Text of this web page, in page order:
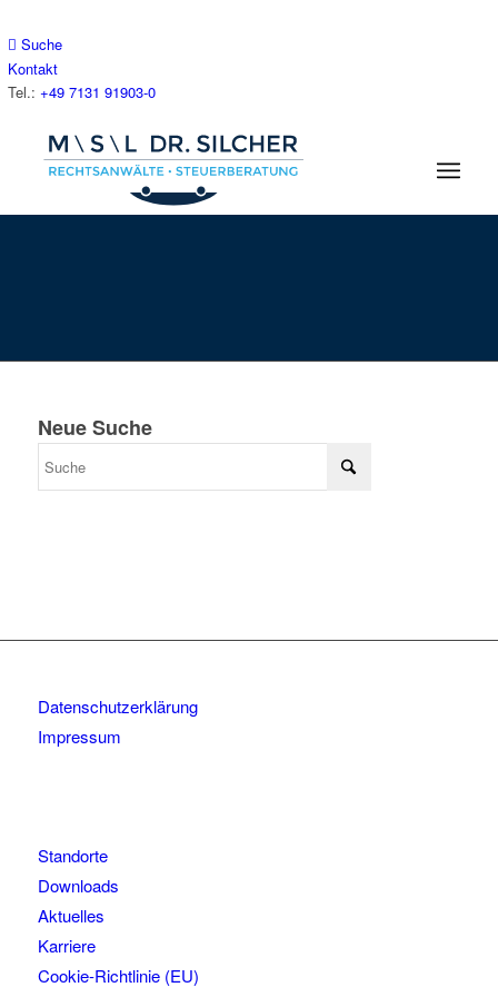
Suche
Kontakt
Tel.: +49 7131 91903-0
Neue Suche
Datenschutzerklärung
Impressum
Standorte
Downloads
Aktuelles
Karriere
Cookie-Richtlinie (EU)